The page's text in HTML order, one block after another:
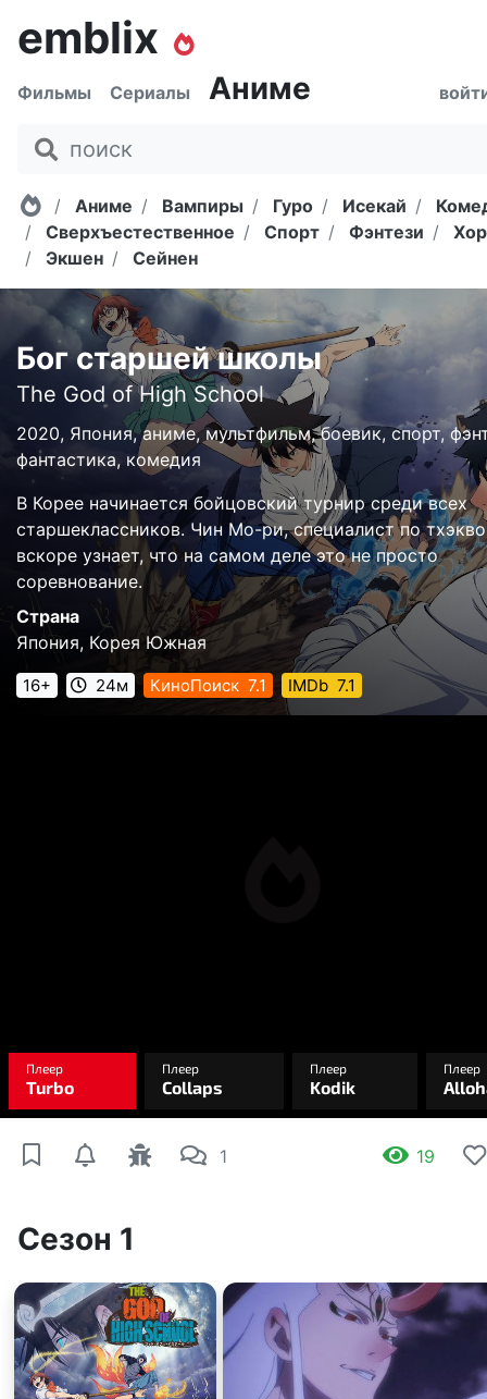
emblix
Фильмы Сериалы Аниме
Главная
Аниме Вампиры Гуро Исекай
Сверхъестественное
Спорт Фэнтези
Экшен
Сейнен
Бог старшей школы
The God of High School
2020, Япония, аниме, мультфильм, боевик, спорт,
фантастика, комедия
В Корее начинается бойцовский турнир среди всех
старшеклассников. Чин Мо-ри, специалист по
вскоре узнает, что на самом деле это не просто
соревнование.
Страна
Япония, Корея Южная
16+ 24м КиноПоиск 7.1 IMDb 7.1
1 19
Сезон 1